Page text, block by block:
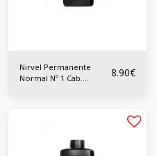
Nirvel Permanente
Normal Nº 1 Cab.
8.90€